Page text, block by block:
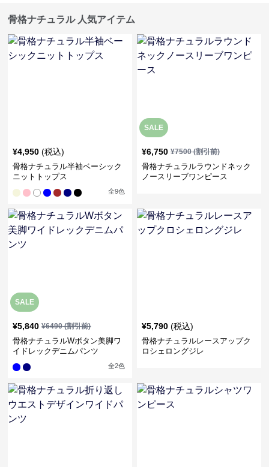
骨格ナチュラル 人気アイテム
¥4,950 (税込)
骨格ナチュラル半袖ベーシック
ニットトップス
全9色
SALE
¥6,750 ¥7500(割引前)
骨格ナチュラルラウンドネック
ノースリーブワンピース
SALE
¥5,840 ¥6490(割引前)
骨格ナチュラルWボタン美脚ワ
イドレックデニムパンツ
全2色
¥5,790 (税込)
骨格ナチュラルレースアップク
ロシェロングジレ